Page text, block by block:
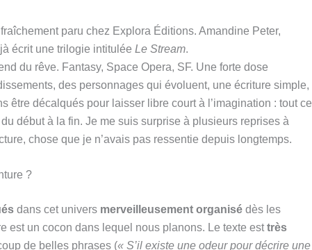
fraîchement paru chez Explora Éditions. Amandine Peter,
écrit une trilogie intitulée Le Stream.
du rêve. Fantasy, Space Opera, SF. Une forte dose
des personnages qui évoluent, une écriture simple,
être décalqués pour laisser libre court à l’imagination : tout ce
début à la fin. Je me suis surprise à plusieurs reprises à
chose que je n’avais pas ressentie depuis longtemps.
?
dans cet univers merveilleusement organisé dès les
est un cocon dans lequel nous planons. Le texte esttrès
de belles phrases (« S’il existe une odeur pour décrire une